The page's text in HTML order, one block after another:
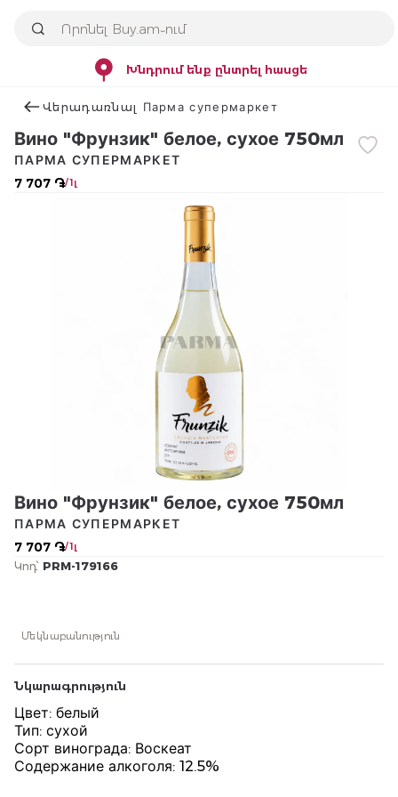
Խնդրում ենք ընտրել հասցե
Վերադառնալ Парма супермаркет
Вино "Фрунзик" белое, сухое 750мл
7 707 ֏/ 1լ
ПАРМА СУПЕРМАРКЕТ
Вино "Фрунзик" белое, сухое 750мл
7 707 ֏/ 1լ
ПАРМА СУПЕРМАРКЕТ
Կոդ՝ PRM-179166
Մեկնաբանություն
Նկարագրություն
Цвет: белый
Тип: сухой
Сорт винограда: Воскеат
Содержание алкоголя: 12.5%